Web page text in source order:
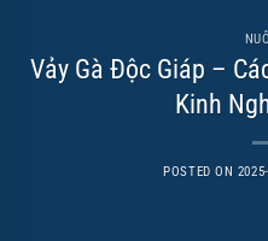
Vảy Gà Độc Giáp –
Kinh
POSTED ON